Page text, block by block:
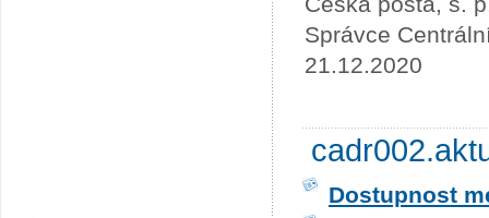
Správce
21.12.2020
Dostupnost